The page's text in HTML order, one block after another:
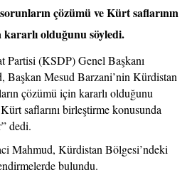
çözümü ve Kürt saflarının
olduğunu söyledi.
Partisi (KSDP) Genel Başkanı
Başkan Mesud Barzani’nin Kürdistan
çözümü için kararlı olduğunu
saflarını birleştirme konusunda
dedi.
Mahmud, Kürdistan Bölgesi’ndeki
bulundu.